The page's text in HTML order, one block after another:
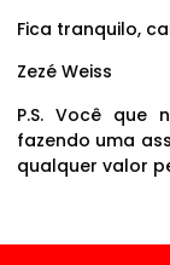
Fica tranquilo,
Zezé Weiss
P.S. Você que
fazendo uma
qualquer valor